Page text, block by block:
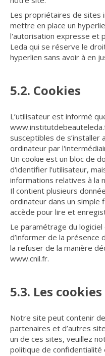
Les propriétaires de sites
mettre en place un
l'autorisation expresse et
Leda qui se réserve le
hyperlien sans avoir à en
5.2. Cookies
L’utilisateur est informé
susceptibles de s’installer
ordinateur par
Un cookie est un bloc de
d'identifier l'utilisateur,
informations relatives à la
Il contient plusieurs
ordinateur dans un simple
accède pour lire et
Le paramétrage du
d’informer de la présence
la refuser de la manière
www.cnil.fr.
5.3. Les
Notre site peut contenir
partenaires et d’autres
un de ces sites, veuillez
politique de